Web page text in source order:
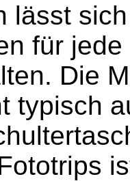
lässt
für
Die
typisch